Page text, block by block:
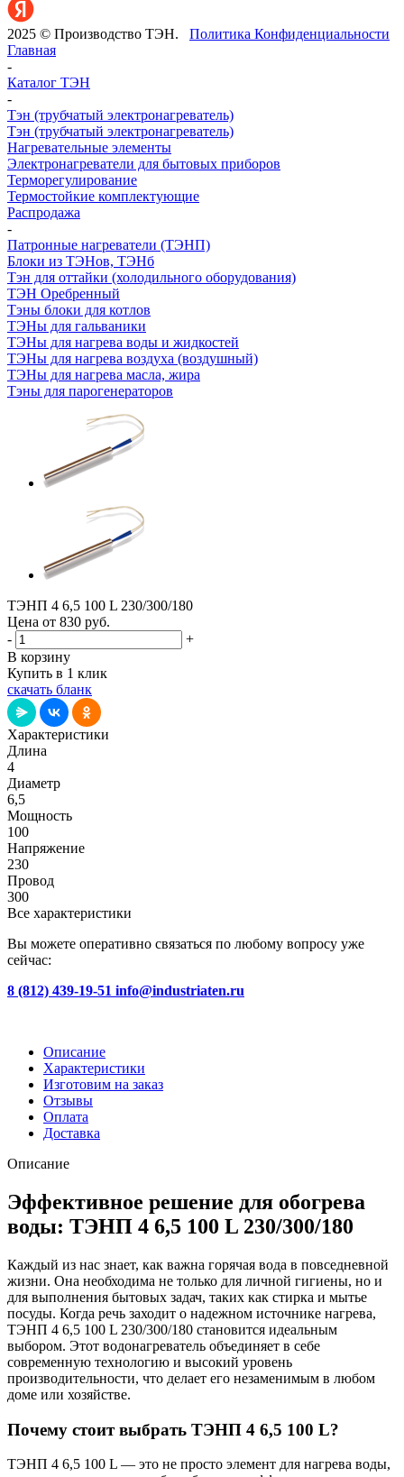
2025 © Производство ТЭН. Политика Конфиденциальности
Главная
-
Каталог ТЭН
-
Тэн (трубчатый электронагреватель)
Тэн (трубчатый электронагреватель)
Нагревательные элементы
Электронагреватели для бытовых приборов
Терморегулирование
Термостойкие комплектующие
Распродажа
-
Патронные нагреватели (ТЭНП)
Блоки из ТЭНов, ТЭНб
Тэн для оттайки (холодильного оборудования)
ТЭН Оребренный
Тэны блоки для котлов
ТЭНы для гальваники
ТЭНы для нагрева воды и жидкостей
ТЭНы для нагрева воздуха (воздушный)
ТЭНы для нагрева масла, жира
Тэны для парогенераторов
ТЭНП 4 6,5 100 L 230/300/180
Цена от 830 руб.
-
+
В корзину
Купить в 1 клик
скачать бланк
Характеристики
Длина
4
Диаметр
6,5
Мощность
100
Напряжение
230
Провод
300
Все характеристики
Вы можете оперативно связаться по любому вопросу уже
сейчас:
8 (812) 439-19-51 info@industriaten.ru
Описание
Характеристики
Изготовим на заказ
Отзывы
Оплата
Доставка
Описание
Эффективное решение для обогрева
воды: ТЭНП 4 6,5 100 L 230/300/180
Каждый из нас знает, как важна горячая вода в повседневной
жизни. Она необходима не только для личной гигиены, но и
для выполнения бытовых задач, таких как стирка и мытье
посуды. Когда речь заходит о надежном источнике нагрева,
ТЭНП 4 6,5 100 L 230/300/180 становится идеальным
выбором. Этот водонагреватель объединяет в себе
современную технологию и высокий уровень
производительности, что делает его незаменимым в любом
доме или хозяйстве.
Почему стоит выбрать ТЭНП 4 6,5 100 L?
ТЭНП 4 6,5 100 L — это не просто элемент для нагрева воды,